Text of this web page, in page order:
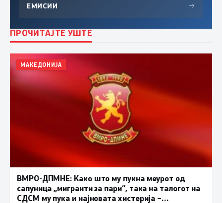
ЕМИСИИ →
ПРОЧИТАЈТЕ УШТЕ
МАКЕДОНИЈА
ВМРО-ДПМНЕ: Како што му пукна меурот од
сапуница „мигранти за пари“, така на талогот на
СДСМ му пука и најновата хистерија –